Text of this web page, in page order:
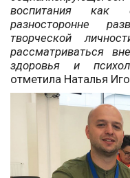
воспитания как
разносторонне
творческой
рассматриваться
здоровья и
отметила Наталья